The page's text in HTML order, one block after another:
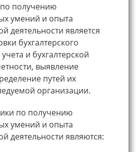
получению
умений и опыта
деятельности является
бухгалтерского
и бухгалтерской
выявление
путей их
организации.
по получению
умений и опыта
деятельности являются: